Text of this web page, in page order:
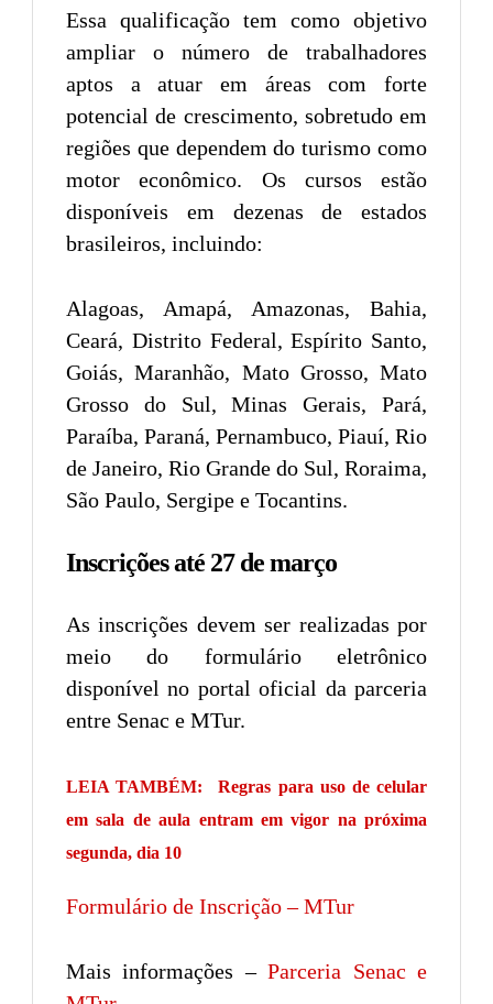
Essa qualificação tem como objetivo
ampliar o número de trabalhadores
aptos a atuar em áreas com forte
potencial de crescimento, sobretudo em
regiões que dependem do turismo como
motor econômico. Os cursos estão
disponíveis em dezenas de estados
brasileiros, incluindo:
Alagoas, Amapá, Amazonas, Bahia,
Ceará, Distrito Federal, Espírito Santo,
Goiás, Maranhão, Mato Grosso, Mato
Grosso do Sul, Minas Gerais, Pará,
Paraíba, Paraná, Pernambuco, Piauí, Rio
de Janeiro, Rio Grande do Sul, Roraima,
São Paulo, Sergipe e Tocantins.
Inscrições até 27 de março
As inscrições devem ser realizadas por
meio do formulário eletrônico
disponível no portal oficial da parceria
entre Senac e MTur.
LEIA TAMBÉM:
Regras para uso de celular
em sala de aula entram em vigor na próxima
segunda, dia 10
Formulário de Inscrição – MTur
Mais informações –Parceria Senac e